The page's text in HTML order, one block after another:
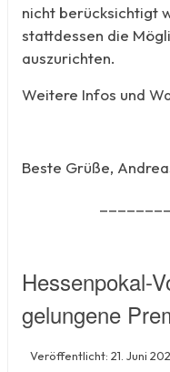
nicht berücksichtigt
stattdessen die
auszurichten.
Weitere Infos und
Beste Grüße,
Hessenpokal-
gelungene
Veröffentlicht: 21. Juni